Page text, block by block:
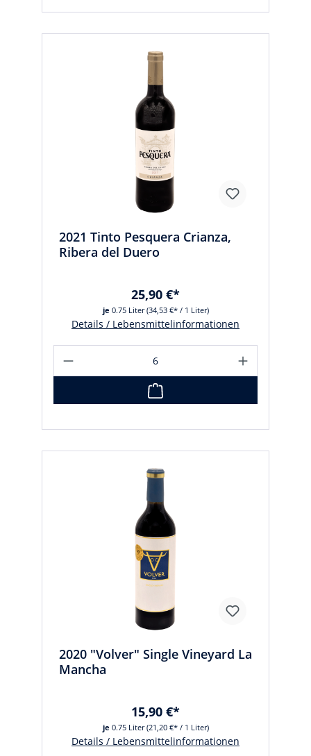
2021 Tinto Pesquera Crianza,
Ribera del Duero
je 0.75 Liter(34,53 €* / 1 Liter)
25,90 €*
Details / Lebensmittelinformationen
2020 "Volver" Single Vineyard La
Mancha
je 0.75 Liter(21,20 €* / 1 Liter)
15,90 €*
Details / Lebensmittelinformationen